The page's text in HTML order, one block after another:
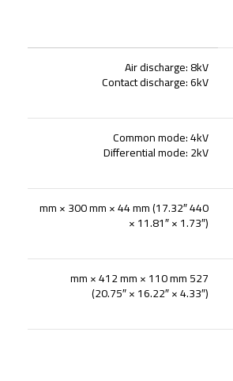
Air discharge: 8kV
Contact discharge: 6kV
Common mode: 4kV
Differential mode: 2kV
440 mm × 300 mm × 44 mm (17.32″
× 11.81″ × 1.73″)
527 mm × 412 mm × 110 mm
(20.75″ × 16.22″ × 4.33″)